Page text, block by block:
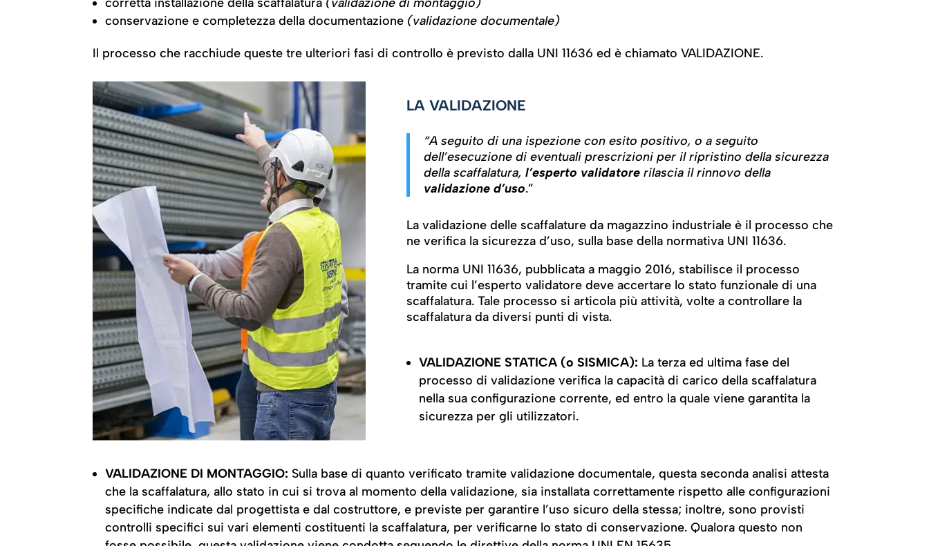
conservazione e completezza della documentazione (validazione documentale)
Il processo che racchiude queste tre ulteriori fasi di controllo è previsto dalla UNI 11636 ed è chiamato VALIDAZIONE.
LA VALIDAZIONE
“A seguito di una ispezione con esito positivo, o a seguito
dell’esecuzione di eventuali prescrizioni per il ripristino della sicurezza
della scaffalatura,l’esperto validatore rilascia il rinnovo della
validazione d’uso.”
La validazione delle scaffalature da magazzino industriale è il processo che
ne verifica la sicurezza d’uso, sulla base della normativa UNI 11636.
La norma UNI 11636, pubblicata a maggio 2016, stabilisce il processo
tramite cui l’esperto validatore deve accertare lo stato funzionale di una
scaffalatura. Tale processo si articola più attività, volte a controllare la
scaffalatura da diversi punti di vista.
VALIDAZIONE STATICA (o SISMICA): La terza ed ultima fase del
processo di validazione verifica la capacità di carico della scaffalatura
nella sua configurazione corrente, ed entro la quale viene garantita la
sicurezza per gli utilizzatori.
VALIDAZIONE DI MONTAGGIO: Sulla base di quanto verificato tramite validazione documentale, questa seconda analisi attesta
che la scaffalatura, allo stato in cui si trova al momento della validazione, sia installata correttamente rispetto alle configurazioni
specifiche indicate dal progettista e dal costruttore, e previste per garantire l’uso sicuro della stessa; inoltre, sono provisti
controlli specifici sui vari elementi costituenti la scaffalatura, per verificarne lo stato di conservazione. Qualora questo non